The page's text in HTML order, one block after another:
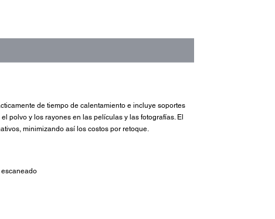
de tiempo de calentamiento e incluye soportes
polvo y los rayones en las películas y las fotografías. El
minimizando así los costos por retoque.